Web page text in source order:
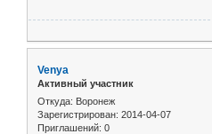
Venya
Активный участник
Откуда: Воронеж
Зарегистрирован: 2014-04-07
Приглашений: 0